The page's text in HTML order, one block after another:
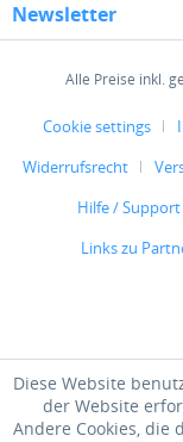
Newsletter
Alle Preise inkl.
Cookie settings
Widerrufsrecht
Hilfe / Support
Links zu
Diese Website
der Website
Andere Cookies, die